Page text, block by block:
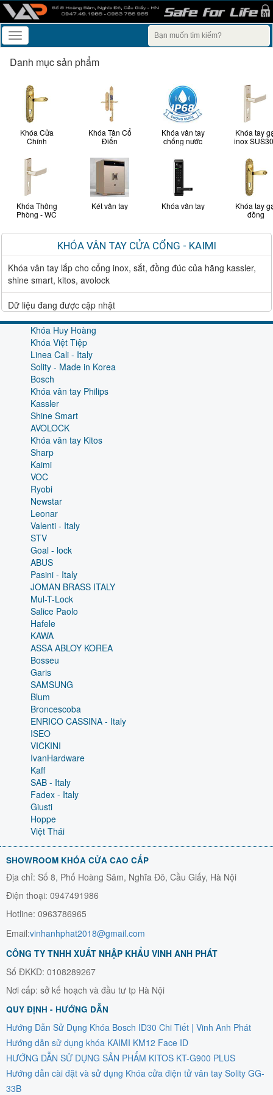
Toggle
navigation
Danh mục sản phẩm
Khóa Cửa
Chính
Khóa Thông
Phòng - WC
Khóa Tân Cổ
Điển
Két vân tay
Khóa vân tay
chống nước
Khóa vân tay
Khóa tay
inox
Khóa tay
đồng
KHÓA VÂN TAY CỬA CỔNG - KAIMI
Khóa vân tay lắp cho cổng inox, sắt, đồng đúc của hãng kassler,
shine smart, kitos, avolock
Dữ liệu đang được cập nhật
Khóa Huy Hoàng
Khóa Việt Tiệp
Linea Cali - Italy
Solity - Made in Korea
Bosch
Khóa vân tay Philips
Kassler
Shine Smart
AVOLOCK
Khóa vân tay Kitos
Sharp
Kaimi
VOC
Ryobi
Newstar
Leonar
Valenti - Italy
STV
Goal - lock
ABUS
Pasini - Italy
JOMAN BRASS ITALY
Mul-T-Lock
Salice Paolo
Hafele
KAWA
ASSA ABLOY KOREA
Bosseu
Garis
SAMSUNG
Blum
Broncescoba
ENRICO CASSINA - Italy
ISEO
VICKINI
IvanHardware
Kaff
SAB - Italy
Fadex - Italy
Giusti
Hoppe
Việt Thái
SHOWROOM KHÓA CỬA CAO CẤP
Địa chỉ: Số 8, Phố Hoàng Sâm, Nghĩa Đô, Cầu Giấy, Hà Nội
Điện thoại: 0947491986
Hotline: 0963786965
Email:vinhanhphat2018@gmail.com
CÔNG TY TNHH XUẤT NHẬP KHẨU VINH ANH PHÁT
Số ĐKKD: 0108289267
Nơi cấp: sở kế hoạch và đầu tư tp Hà Nội
QUY ĐỊNH - HƯỚNG DẪN
Hướng Dẫn Sử Dụng Khóa Bosch ID30 Chi Tiết | Vinh Anh Phát
Hướng dẫn sử dụng khóa KAIMI KM12 Face ID
HƯỚNG DẪN SỬ DỤNG SẢN PHẨM KITOS KT-G900 PLUS
Hướng dẫn cài đặt và sử dụng Khóa cửa điện tử vân tay Solity GG-
33B